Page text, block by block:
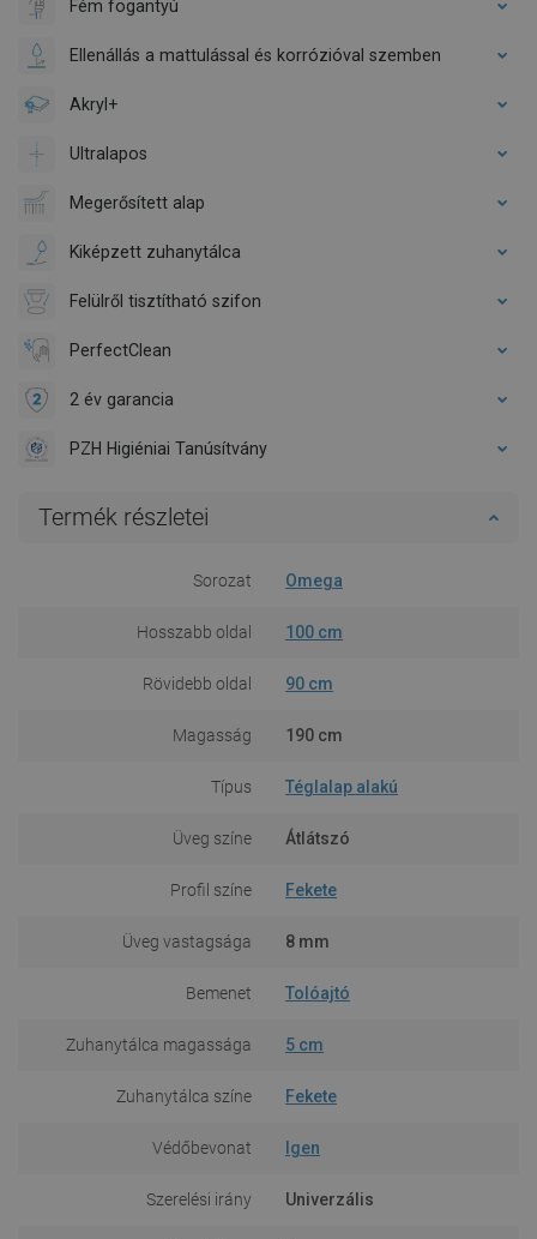
Fém fogantyú
Ellenállás a mattulással és korrózióval szemben
Akryl+
Ultralapos
Megerősített alap
Kiképzett zuhanytálca
Felülről tisztítható szifon
PerfectClean
2 év garancia
PZH Higiéniai Tanúsítvány
Termék részletei
Sorozat Omega
Hosszabb oldal 100 cm
Rövidebb oldal 90 cm
Magasság 190 cm
Típus Téglalap alakú
Üveg színe Átlátszó
Profil színe Fekete
Üveg vastagsága 8 mm
Bemenet Tolóajtó
Zuhanytálca magassága 5 cm
Zuhanytálca színe Fekete
Védőbevonat Igen
Szerelési irány Univerzális